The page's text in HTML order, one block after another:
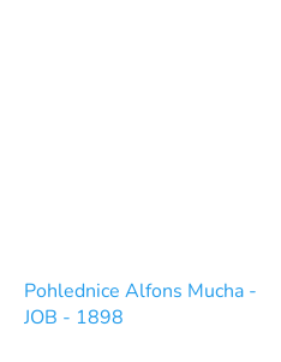
Pohlednice Alfons Mucha -
JOB - 1898